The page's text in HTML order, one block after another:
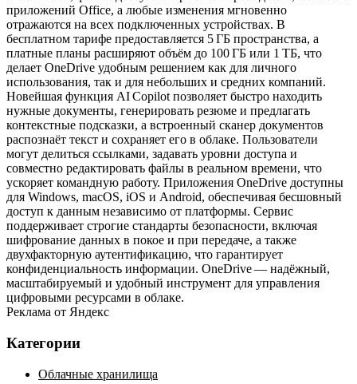
приложений Office, а любые изменения мгновенно
отражаются на всех подключенных устройствах. В
бесплатном тарифе предоставляется 5 ГБ пространства, а
платные планы расширяют объём до 100 ГБ или 1 ТБ, что
делает OneDrive удобным решением как для личного
использования, так и для небольших и средних компаний.
Новейшая функция AI Copilot позволяет быстро находить
нужные документы, генерировать резюме и предлагать
контекстные подсказки, а встроенный сканер документов
распознаёт текст и сохраняет его в облаке. Пользователи
могут делиться ссылками, задавать уровни доступа и
совместно редактировать файлы в реальном времени, что
ускоряет командную работу. Приложения OneDrive доступны
для Windows, macOS, iOS и Android, обеспечивая бесшовный
доступ к данным независимо от платформы. Сервис
поддерживает строгие стандарты безопасности, включая
шифрование данных в покое и при передаче, а также
двухфакторную аутентификацию, что гарантирует
конфиденциальность информации. OneDrive — надёжный,
масштабируемый и удобный инструмент для управления
цифровыми ресурсами в облаке.
Реклама от Яндекс
Категории
Облачные хранилища